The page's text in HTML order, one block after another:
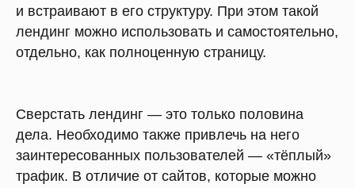
и встраивают в его структуру. При этом такой
лендинг можно использовать и самостоятельно,
отдельно, как полноценную страницу.
Сверстать лендинг — это только половина
дела. Необходимо также привлечь на него
заинтересованных пользователей — «тёплый»
трафик. В отличие от сайтов, которые можно